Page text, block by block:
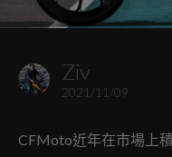
Ziv
2021/11/09
CFMoto近年在市場上